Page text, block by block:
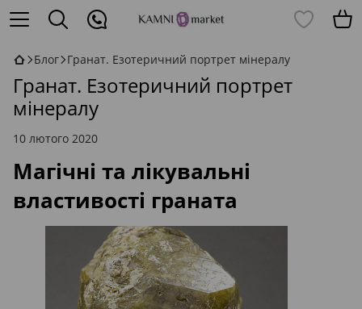
Блог Гранат. Езотеричний портрет мінералу
Гранат. Езотеричний портрет
мінералу
10 лютого 2020
Магічні та лікувальні
властивості граната